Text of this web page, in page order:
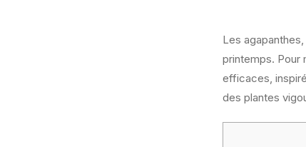
Les
printemps. Pour
efficaces,
des plantes